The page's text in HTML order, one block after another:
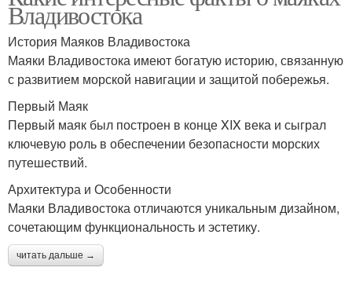
Владивостока
История Маяков Владивостока
Маяки Владивостока имеют богатую историю, связанную
с развитием морской навигации и защитой побережья.
Первый Маяк
Первый маяк был построен в конце XIX века и сыграл
ключевую роль в обеспечении безопасности морских
путешествий.
Архитектура и Особенности
Маяки Владивостока отличаются уникальным дизайном,
сочетающим функциональность и эстетику.
читать дальше →